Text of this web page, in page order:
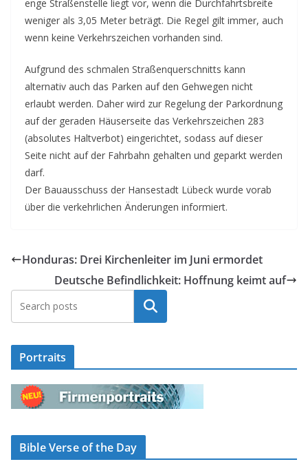
enge Straßenstelle liegt vor, wenn die Durchfahrtsbreite
weniger als 3,05 Meter beträgt. Die Regel gilt immer, auch
wenn keine Verkehrszeichen vorhanden sind.
Aufgrund des schmalen Straßenquerschnitts kann
alternativ auch das Parken auf den Gehwegen nicht
erlaubt werden. Daher wird zur Regelung der Parkordnung
auf der geraden Häuserseite das Verkehrszeichen 283
(absolutes Haltverbot) eingerichtet, sodass auf dieser
Seite nicht auf der Fahrbahn gehalten und geparkt werden
darf.
Der Bauausschuss der Hansestadt Lübeck wurde vorab
über die verkehrlichen Änderungen informiert.
Honduras: Drei Kirchenleiter im Juni ermordet
Deutsche Befindlichkeit: Hoffnung keimt auf
Suchen
Portraits
Bible Verse of the Day